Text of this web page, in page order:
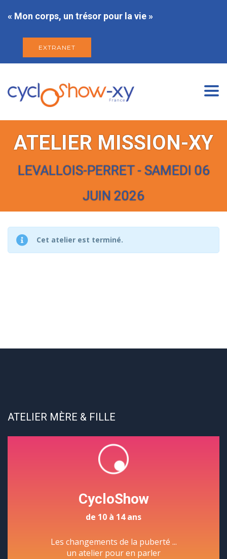
« Mon corps, un trésor pour la vie »
EXTRANET
ATELIER MISSION-XY
LEVALLOIS-PERRET - SAMEDI 06
JUIN 2026
Cet atelier est terminé.
ATELIER MÈRE & FILLE
CycloShow
de 10 à 14 ans
Les changements de la puberté ...
un atelier pour en parler